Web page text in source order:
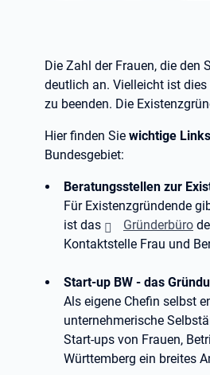
Die Zahl der Frauen, die
deutlich an. Vielleicht ist
zu beenden. Die
Hier finden Sie wichtige
Bundesgebiet:
Beratungsstellen zur
Für Existenzgründende
ist das
Gründerbüro
Kontaktstelle Frau und
Start-up BW - das
Als eigene Chefin selbst
unternehmerische
Start-ups von Frauen,
Württemberg ein breites